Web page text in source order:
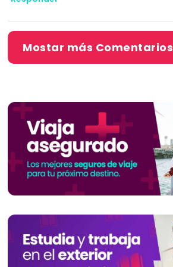
Mostar más Comentarios